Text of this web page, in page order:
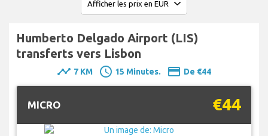
Humberto Delgado Airport (LIS)
transferts vers Lisbon
timeline 7 KM schedule 15 Minutes. payment De €44
MICRO €44